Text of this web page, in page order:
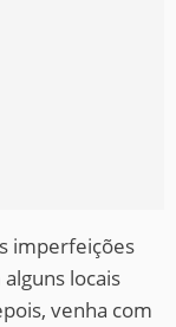
imperfeições
locais
venha com